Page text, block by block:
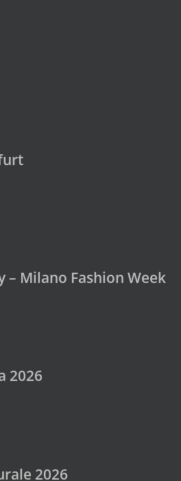
– Milano Fashion Week
2026
2026